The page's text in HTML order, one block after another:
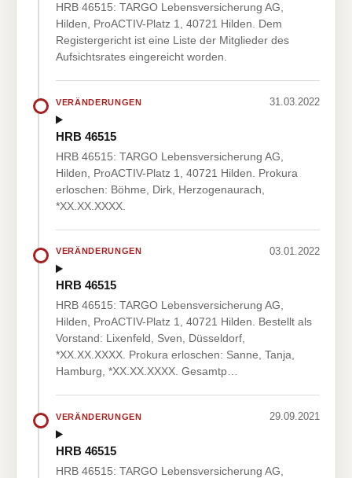
HRB 46515: TARGO Lebensversicherung AG,
Hilden, ProACTIV-Platz 1, 40721 Hilden. Dem
Registergericht ist eine Liste der Mitglieder des
Aufsichtsrates eingereicht worden.
VERÄNDERUNGEN 31.03.2022
HRB 46515
HRB 46515: TARGO Lebensversicherung AG,
Hilden, ProACTIV-Platz 1, 40721 Hilden. Prokura
erloschen: Böhme, Dirk, Herzogenaurach,
*XX.XX.XXXX.
VERÄNDERUNGEN 03.01.2022
HRB 46515
HRB 46515: TARGO Lebensversicherung AG,
Hilden, ProACTIV-Platz 1, 40721 Hilden. Bestellt als
Vorstand: Lixenfeld, Sven, Düsseldorf,
*XX.XX.XXXX. Prokura erloschen: Sanne, Tanja,
Hamburg, *XX.XX.XXXX. Gesamtp…
VERÄNDERUNGEN 29.09.2021
HRB 46515
HRB 46515: TARGO Lebensversicherung AG,